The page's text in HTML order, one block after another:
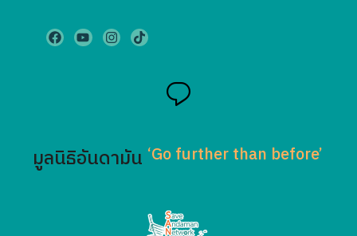
มูลนิธิอันดามัน ‘Go further than before’